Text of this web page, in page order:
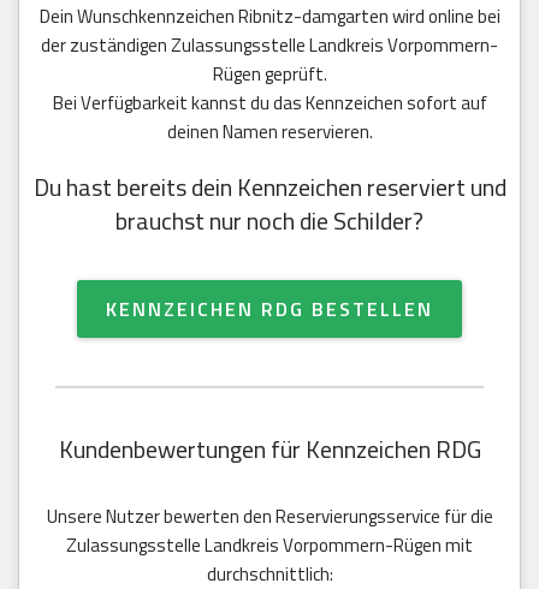
Dein Wunschkennzeichen Ribnitz-damgarten wird online bei
der zuständigen Zulassungsstelle Landkreis Vorpommern-
Rügen geprüft.
Bei Verfügbarkeit kannst du das Kennzeichen sofort auf
deinen Namen reservieren.
Du hast bereits dein Kennzeichen reserviert und
brauchst nur noch die Schilder?
KENNZEICHEN RDG BESTELLEN
Kundenbewertungen für Kennzeichen RDG
Unsere Nutzer bewerten den Reservierungsservice für die
Zulassungsstelle Landkreis Vorpommern-Rügen mit
durchschnittlich: